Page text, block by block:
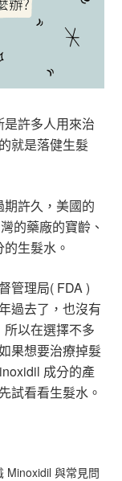
許多人用來治
就是落健生髮
許久，美國的
灣的藥廠的寶齡、
生髮水。
管理局( FDA )
過去了，也沒有
以在選擇不多
果想要治療掉髮
成分的產
試看看生髮水。
Minoxidil 與常見問